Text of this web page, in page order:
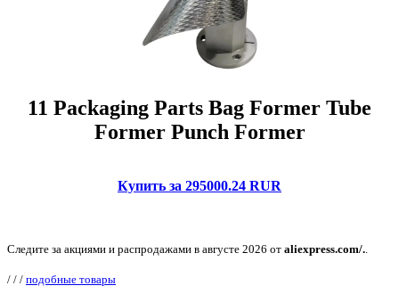
11 Packaging Parts Bag Former Tube
Former Punch Former
Купить за 295000.24 RUR
Следите за акциями и распродажами в августе 2026 от aliexpress.com/.
/ / / подобные товары